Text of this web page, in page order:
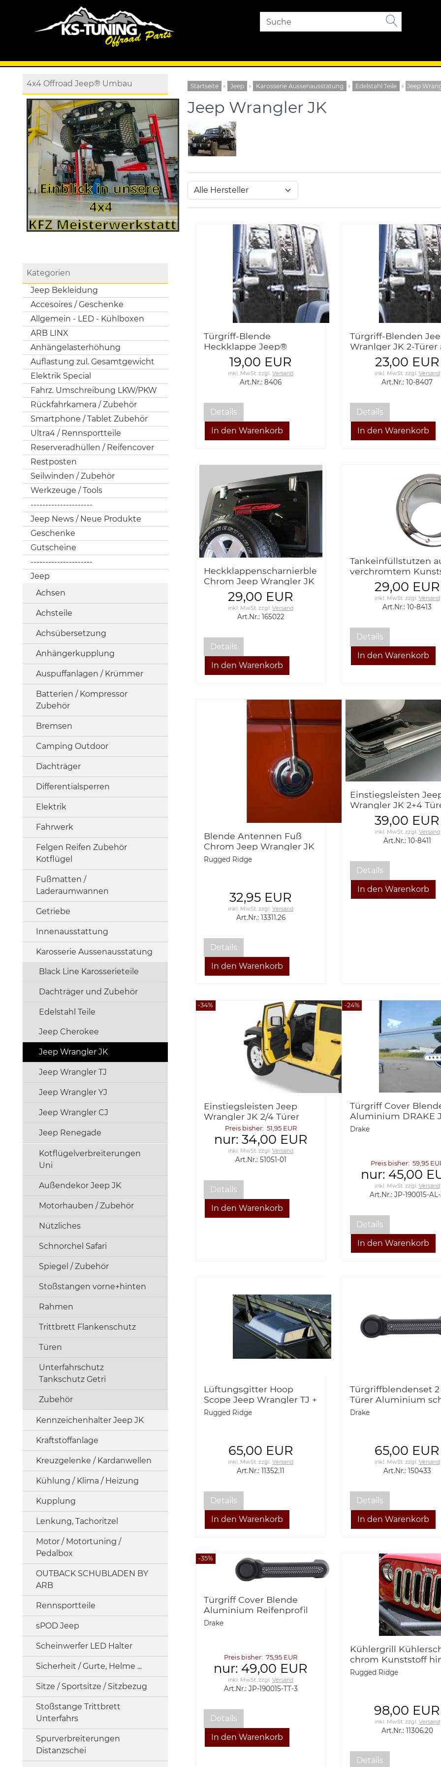
4x4 Offroad Jeep® Umbau
Kategorien
Jeep Bekleidung
Accesoires / Geschenke
Allgemein - LED - Kühlboxen
ARB LINX
Anhängelasterhöhung
Auflastung zul. Gesamtgewicht
Elektrik Special
Fahrz. Umschreibung LKW/PKW
Rückfahrkamera / Zubehör
Smartphone / Tablet Zubehör
Ultra4 / Rennsportteile
Reserveradhüllen / Reifencover
Restposten
Seilwinden / Zubehör
Werkzeuge / Tools
---------------------
Jeep News / Neue Produkte
Geschenke
Gutscheine
---------------------
Jeep
Achsen
Achsteile
Achsübersetzung
Anhängerkupplung
Auspuffanlagen / Krümmer
Batterien / Kompressor
Zubehör
Bremsen
Camping Outdoor
Dachträger
Differentialsperren
Elektrik
Fahrwerk
Felgen Reifen Zubehör
Kotflügel
Fußmatten /
Laderaumwannen
Getriebe
Innenausstattung
Karosserie Aussenausstatung
Black Line Karosserieteile
Dachträger und Zubehör
Edelstahl Teile
Jeep Cherokee
Jeep Wrangler JK
Jeep Wrangler TJ
Jeep Wrangler YJ
Jeep Wrangler CJ
Jeep Renegade
Kotflügelverbreiterungen
Uni
Außendekor Jeep JK
Motorhauben / Zubehör
Nützliches
Schnorchel Safari
Spiegel / Zubehör
Stoßstangen vorne+hinten
Rahmen
Trittbrett Flankenschutz
Türen
Unterfahrschutz
Tankschutz Getri
Zubehör
Kennzeichenhalter Jeep JK
Kraftstoffanlage
Kreuzgelenke / Kardanwellen
Kühlung / Klima / Heizung
Kupplung
Lenkung, Tachoritzel
Motor / Motortuning /
Pedalbox
OUTBACK SCHUBLADEN BY
ARB
Rennsportteile
sPOD Jeep
Scheinwerfer LED Halter
Sicherheit / Gurte, Helme ...
Sitze / Sportsitze / Sitzbezug
Stoßstange Trittbrett
Unterfahrs
Spurverbreiterungen
Distanzschei
Startseite » Jeep » Karosserie Aussenausstatung » Edelstahl Teile » Jeep
Jeep Wrangler JK
Türgriff-Blende
Heckklappe Jeep®
Wrangler JK ab 2007
hochglansverchromte
19,00 EUR
inkl. MwSt. zzgl.Versand
Art.Nr.: 8406
Details
Türgriff-Blenden
Wranlger JK 2-Türer
2007 ABS-Spritzguss
verchromt23,00 EUR
inkl. MwSt.zzgl. Versand
Art.Nr.: 10-8407
Details
Heckklappenscharnierblendenset
Chrom Jeep Wrangler JK
29,00 EUR
inkl. MwSt. zzgl.Versand
Art.Nr.: 165022
Details
Tankeinfüllstutzen
verchromtem
Jeep Wrangler JK 07-
29,00 EUR
inkl. MwSt.zzgl. Versand
Art.Nr.: 10-8413
Details
Blende Antennen Fuß
Chrom Jeep Wrangler JK
ab BJ 07
Rugged Ridge
32,95 EUR
inkl. MwSt. zzgl.Versand
Art.Nr.: 13311.26
Details
Einstiegsleisten
Wrangler JK 2+4
Edelstahl gebürstet
vorne39,00 EUR
inkl. MwSt.zzgl. Versand
Art.Nr.: 10-8411
Details
-34%
Einstiegsleisten Jeep
Wrangler JK 2/4 Türer
schwarz vorne Bestop
51501-01
Preis bisher: 51,95 EUR
nur: 34,00 EUR
inkl. MwSt. zzgl.Versand
Art.Nr.: 51051-01
Details
-24%
Türgriff Cover
Aluminium DRAKE
Wrangler JK 2-Türer
Drake
Preis bisher: 59,95
nur: 45,00
inkl. MwSt.zzgl. Versand
Art.Nr.: JP-190015-
Details
Lüftungsgitter Hoop
Scope Jeep Wrangler TJ +
JK ab BJ 06
Rugged Ridge
65,00 EUR
inkl. MwSt. zzgl.Versand
Art.Nr.: 11352.11
Details
Türgriffblendenset 2
Türer Aluminium
- Wrangler JK 07-17
Drake
65,00 EUR
inkl. MwSt.zzgl. Versand
Art.Nr.: 150433
Details
-35%
Türgriff Cover Blende
Aluminium Reifenprofil
DRAKE Jeep Wrangler JK
Drake
Preis bisher: 75,95 EUR
nur: 49,00 EUR
inkl. MwSt. zzgl.Versand
Art.Nr.: JP-190015-TT-3
Details
Kühlergrill
chrom Kunststoff
dem Grill Jeep
Rugged Ridge
98,00 EUR
inkl. MwSt.zzgl. Versand
Art.Nr.: 11306.20
Details